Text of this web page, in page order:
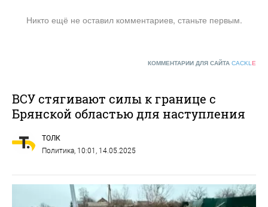
Никто ещё не оставил комментариев, станьте первым.
КОММЕНТАРИИ ДЛЯ САЙТА CACKL E
ВСУ стягивают силы к границе с
Брянской областью для наступления
ТОЛК
Политика, 10:01, 14.05.2025